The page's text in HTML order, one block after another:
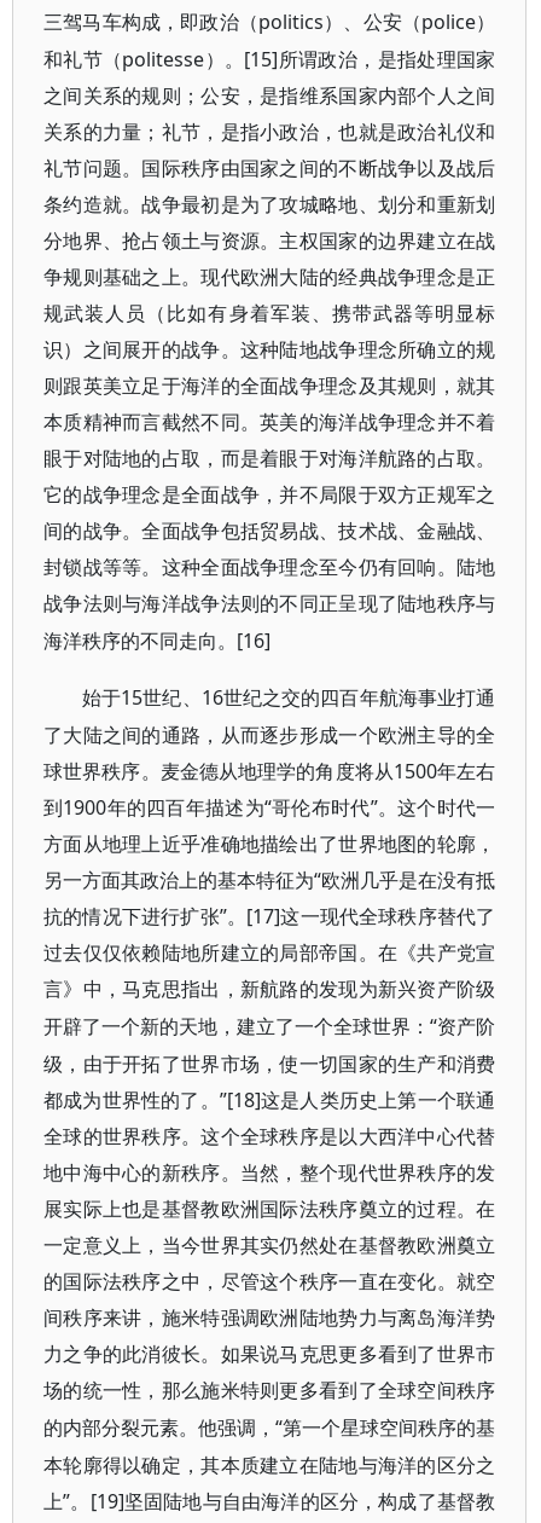
三驾马车构成，即政治（politics）、公安（police）
和礼节（politesse）。[15] 所谓政治，是指处理国家
之间关系的规则；公安，是指维系国家内部个人之间
关系的力量；礼节，是指小政治，也就是政治礼仪和
礼节问题。国际秩序由国家之间的不断战争以及战后
条约造就。战争最初是为了攻城略地、划分和重新划
分地界、抢占领土与资源。主权国家的边界建立在战
争规则基础之上。现代欧洲大陆的经典战争理念是正
规武装人员（比如有身着军装、携带武器等明显标
识）之间展开的战争。这种陆地战争理念所确立的规
则跟英美立足于海洋的全面战争理念及其规则，就其
本质精神而言截然不同。英美的海洋战争理念并不着
眼于对陆地的占取，而是着眼于对海洋航路的占取。
它的战争理念是全面战争，并不局限于双方正规军之
间的战争。全面战争包括贸易战、技术战、金融战、
封锁战等等。这种全面战争理念至今仍有回响。陆地
战争法则与海洋战争法则的不同正呈现了陆地秩序与
海洋秩序的不同走向。 [16]
始于15世纪、16世纪之交的四百年航海事业打通
了大陆之间的通路，从而逐步形成一个欧洲主导的全
球世界秩序。麦金德从地理学的角度将从1500年左右
到1900年的四百年描述为“哥伦布时代”。这个时代一
方面从地理上近乎准确地描绘出了世界地图的轮廓，
另一方面其政治上的基本特征为“欧洲几乎是在没有抵
抗的情况下进行扩张”。[17]这一现代全球秩序替代了
过去仅仅依赖陆地所建立的局部帝国。在《共产党宣
言》中，马克思指出，新航路的发现为新兴资产阶级
开辟了一个新的天地，建立了一个全球世界：“资产阶
级，由于开拓了世界市场，使一切国家的生产和消费
都成为世界性的了。”[18]这是人类历史上第一个联通
全球的世界秩序。这个全球秩序是以大西洋中心代替
地中海中心的新秩序。当然，整个现代世界秩序的发
展实际上也是基督教欧洲国际法秩序奠立的过程。在
一定意义上，当今世界其实仍然处在基督教欧洲奠立
的国际法秩序之中，尽管这个秩序一直在变化。就空
间秩序来讲，施米特强调欧洲陆地势力与离岛海洋势
力之争的此消彼长。如果说马克思更多看到了世界市
场的统一性，那么施米特则更多看到了全球空间秩序
的内部分裂元素。他强调，“第一个星球空间秩序的基
本轮廓得以确定，其本质建立在陆地与海洋的区分之
上”。[19]坚固陆地与自由海洋的区分，构成了基督教